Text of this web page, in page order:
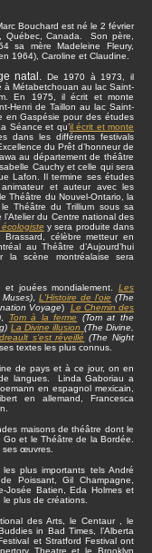
Bouchard est né le 2 février
, Québec, Canada. Son père,
sa mère Madeleine Fleury,
1964), Caroline et Claudine.
natal.
De 1970 à 1973, il
à Métabetchouan au lac Saint-
En 1975, il écrit et monte
Henri de Taillon au lac Saint-
en Gaspésie pour des études
Séance et qu’il écrit et monte
dans les différents festivals
du Prêt d’honneur de
au département de théâtre
Cauchy et celle qui sera
Lafon. Il termine ses études
et auteur avec les
Théâtre du Nouvel-Ontario, la
Théâtre du Trillium sous sa
du Centre national des
y sera produite dans
Brassard, célèbre metteur en
au Théâtre d’Aujourd’hui
la scène montréalaise sera
jouées mondialement. Les
L'Histoire de l'oie (The
Voyage) Le Chemin des
Tom à la ferme
(Tom at the
La Divine illusion (The Divine,
s’est réveillé (The Night
textes les plus connus.
de pays et à ce jour, on en
langues. Linda Gaboriau a
en espagnol mexicain,
en allemand, Francesca
maisons de théâtre dont le
Go et le Théâtre de la Bordée.
ses œuvres.
plus importants tels André
Poissant, Gil Champagne,
Josée Batien, Eda Holmes et
plus de créations.
des Arts, le Centaur , le
in Bad Times, l’Alberta
et Stratford Festival ont
Theatre et le Brooklyn